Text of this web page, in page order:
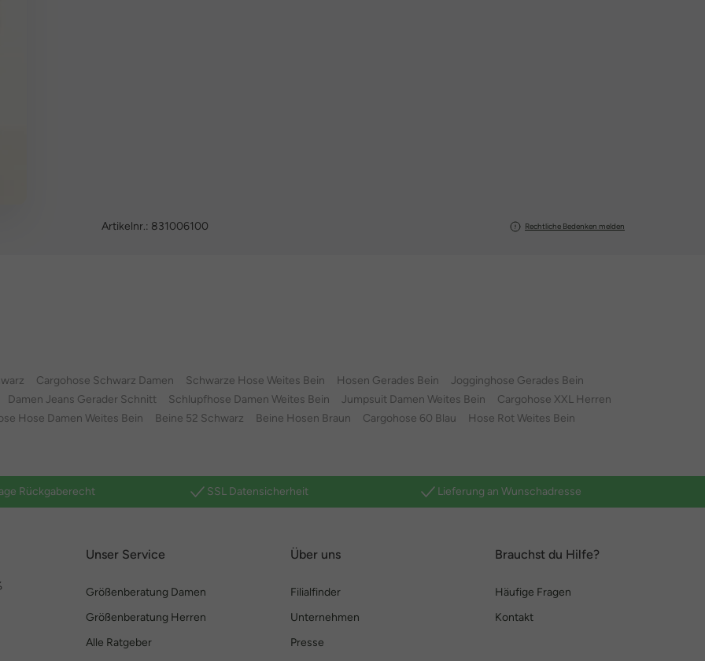
Artikelnr.: 831006100 Rechtliche Bedenken melden
Cargohose Schwarz Damen Schwarze Hose Weites Bein Hosen Gerades Bein
Jogginghose Gerades Bein
Damen Jeans Gerader Schnitt
Schlupfhose Damen Weites Bein Jumpsuit Damen Weites Bein
Cargohose XXL Herren
Hose Damen Weites Bein
Beine 52 Schwarz Beine Hosen Braun Cargohose 60 Blau Hose Rot Weites Bein
Rückgaberecht SSL Datensicherheit Lieferung an Wunschadresse
Unser Service
Größenberatung Damen
Größenberatung Herren
Alle Ratgeber
Über uns
Filialfinder
Unternehmen
Presse
Brauchst du Hilfe?
Häufige Fragen
Kontakt